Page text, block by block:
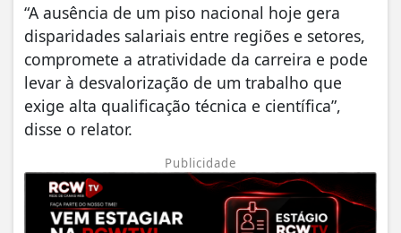
“A ausência de um piso nacional hoje gera
disparidades salariais entre regiões e setores,
compromete a atratividade da carreira e pode
levar à desvalorização de um trabalho que
exige alta qualificação técnica e científica”,
disse o relator.
Publicidade